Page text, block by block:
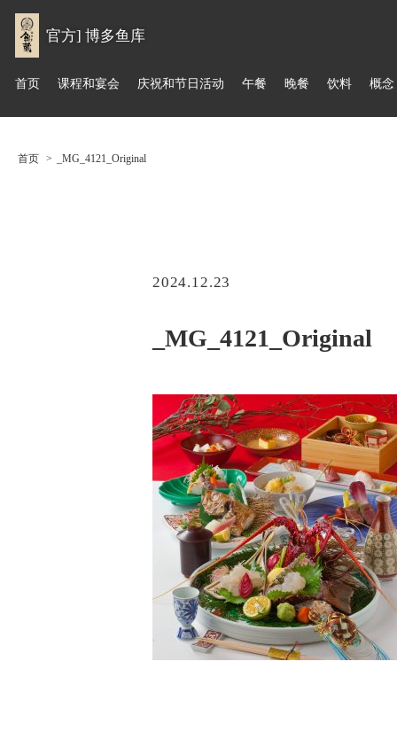
官方] 博多鱼库
首页 课程和宴会 庆祝和节日活动 午餐 晚餐 饮料 概念
首页 _MG_4121_Original
2024.12.23
_MG_4121_Original